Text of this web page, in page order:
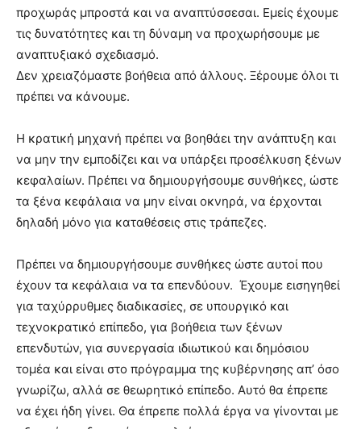
προχωράς μπροστά και να αναπτύσσεσαι. Εμείς έχουμε
τις δυνατότητες και τη δύναμη να προχωρήσουμε με
αναπτυξιακό σχεδιασμό.
Δεν χρειαζόμαστε βοήθεια από άλλους. Ξέρουμε όλοι τι
πρέπει να κάνουμε.
Η κρατική μηχανή πρέπει να βοηθάει την ανάπτυξη και
να μην την εμποδίζει και να υπάρξει προσέλκυση ξένων
κεφαλαίων. Πρέπει να δημιουργήσουμε συνθήκες, ώστε
τα ξένα κεφάλαια να μην είναι οκνηρά, να έρχονται
δηλαδή μόνο για καταθέσεις στις τράπεζες.
Πρέπει να δημιουργήσουμε συνθήκες ώστε αυτοί που
έχουν τα κεφάλαια να τα επενδύουν. Έχουμε εισηγηθεί
για ταχύρρυθμες διαδικασίες, σε υπουργικό και
τεχνοκρατικό επίπεδο, για βοήθεια των ξένων
επενδυτών, για συνεργασία ιδιωτικού και δημόσιου
τομέα και είναι στο πρόγραμμα της κυβέρνησης απ’ όσο
γνωρίζω, αλλά σε θεωρητικό επίπεδο. Αυτό θα έπρεπε
να έχει ήδη γίνει. Θα έπρεπε πολλά έργα να γίνονται με